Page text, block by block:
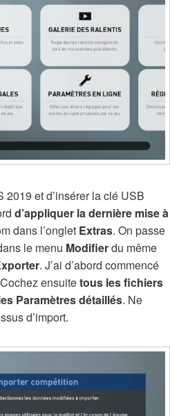
2019 et d’insérer la clé USB
d’appliquer la dernière mise à
dans l’onglet Extras. On passe
le menu Modifierdu même
. J’ai d’abord commencé
ensuitetous les fichiers
Paramètres détaillés. Ne
d’import.